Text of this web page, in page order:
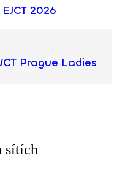
2026
Prague Ladies
sítích